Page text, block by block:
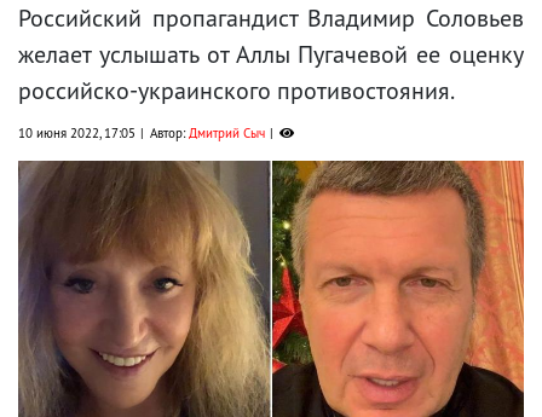
Российский пропагандист Владимир Соловьев
желает услышать от Аллы Пугачевой ее оценку
российско-украинского противостояния.
10 июня 2022, 17:05 Автор:Дмитрий Сыч